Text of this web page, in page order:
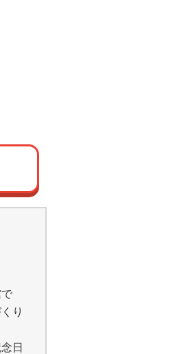
り
日